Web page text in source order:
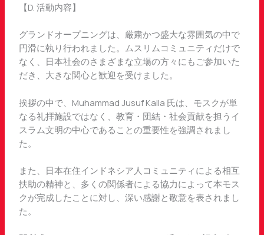
【D. 活動内容】
グランドオープニングは、厳粛かつ盛大な雰囲気の中で
円滑に執り行われました。ムスリムコミュニティだけで
なく、日本社会のさまざまな立場の方々にもご参加いた
だき、大きな関心と歓迎を受けました。
挨拶の中で、Muhammad Jusuf Kalla 氏は、モスクが単
なる礼拝施設ではなく、教育・団結・社会貢献を担うイ
スラム文明の中心であることの重要性を強調されまし
た。
また、日本在住インドネシア人コミュニティによる相互
扶助の精神と、多くの関係者による協力によって本モス
クが完成したことに対し、深い感謝と敬意を表されまし
た。